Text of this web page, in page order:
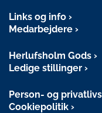
Links og info
Medarbejdere
Herlufsholm Gods
Ledige stillinger
Person- og
Cookiepolitik